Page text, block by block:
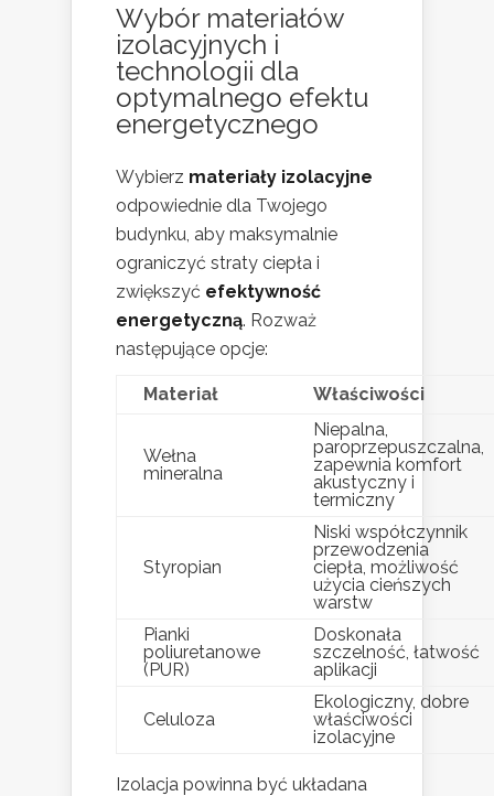
Wybór materiałów
izolacyjnych i
technologii dla
optymalnego efektu
energetycznego
Wybierz materiały izolacyjne
odpowiednie dla Twojego
budynku, aby maksymalnie
ograniczyć straty ciepła i
zwiększyć efektywność
energetyczną. Rozważ
następujące opcje:
Materiał Właściwości
Wełna
mineralna
Niepalna,
paroprzepuszczalna,
zapewnia komfort
akustyczny i
termiczny
Styropian
Niski współczynnik
przewodzenia
ciepła, możliwość
użycia cieńszych
warstw
Pianki
poliuretanowe
(PUR)
Doskonała
szczelność, łatwość
aplikacji
Celuloza
Ekologiczny, dobre
właściwości
izolacyjne
Izolacja powinna być układana